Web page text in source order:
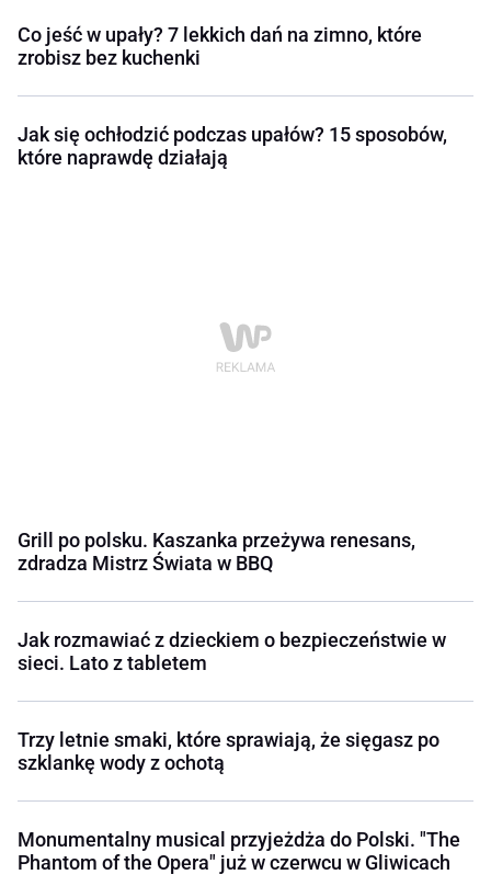
Co jeść w upały? 7 lekkich dań na zimno, które
zrobisz bez kuchenki
Jak się ochłodzić podczas upałów? 15 sposobów,
które naprawdę działają
Grill po polsku. Kaszanka przeżywa renesans,
zdradza Mistrz Świata w BBQ
Jak rozmawiać z dzieckiem o bezpieczeństwie w
sieci. Lato z tabletem
Trzy letnie smaki, które sprawiają, że sięgasz po
szklankę wody z ochotą
Monumentalny musical przyjeżdża do Polski. "The
Phantom of the Opera" już w czerwcu w Gliwicach